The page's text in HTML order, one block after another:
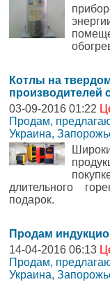
Котлы на
производителей
03-09-2016 01:22
Продам,
Украина,
длительного
подарок.
Продам
14-04-2016 06:13
Продам,
Украина,